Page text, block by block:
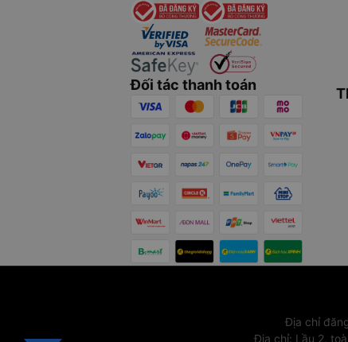
Đối tác thanh toán
Địa chỉ
Địa chỉ: Lầu 2,